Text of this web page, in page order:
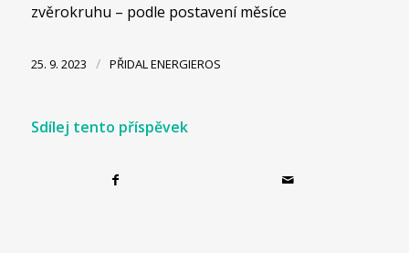
zvěrokruhu – podle postavení měsíce
25. 9. 2023 / PŘIDALENERGIEROS
Sdílej tento příspěvek